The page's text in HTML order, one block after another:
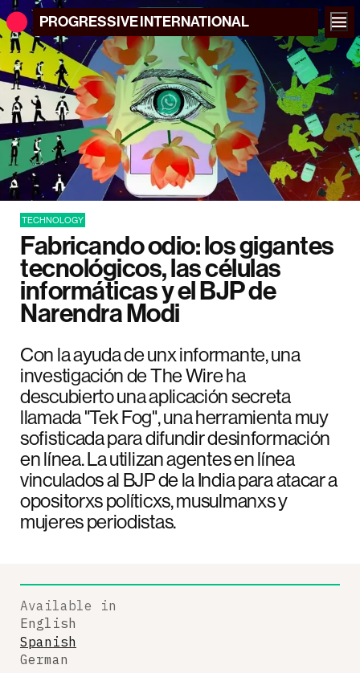
PROGRESSIVEINTERNATIONAL
TECHNOLOGY
Fabricando odio: los gigantes
tecnológicos, las células
informáticas y el BJP de
Narendra Modi
Con la ayuda de unx informante, una
investigación de The Wire ha
descubierto una aplicación secreta
llamada "Tek Fog", una herramienta muy
sofisticada para difundir desinformación
en línea. La utilizan agentes en línea
vinculados al BJP de la India para atacar a
opositorxs políticxs, musulmanxs y
mujeres periodistas.
Available in
English
Spanish
German